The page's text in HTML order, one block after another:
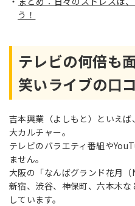
う！
テレビの何倍も
笑いライブの口
吉本興業（よしもと）といえ
大カルチャー。
テレビのバラエティ番組や
ません。
大阪の「なんばグランド花月
新宿、渋谷、神保町、六本木
しています。